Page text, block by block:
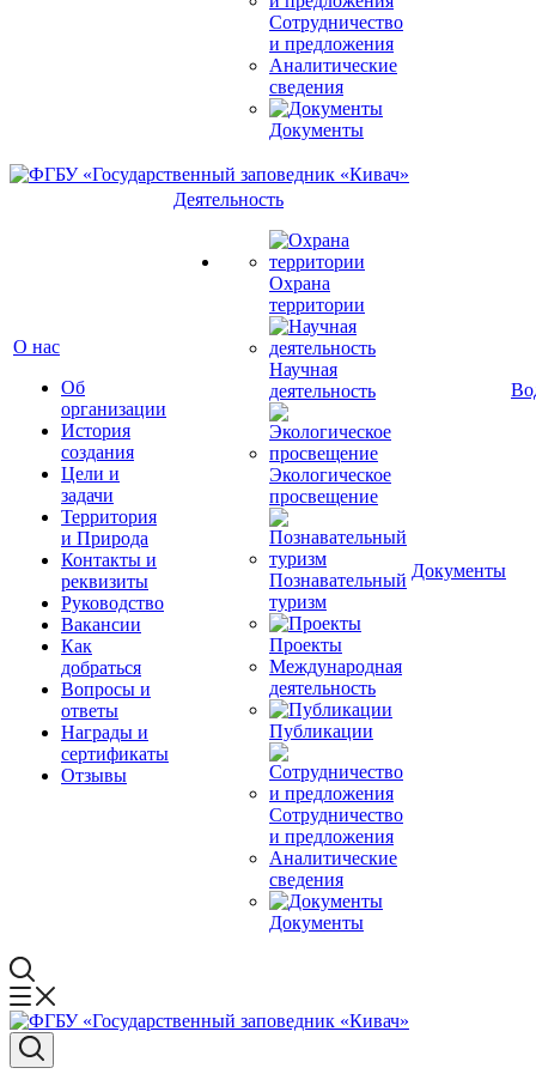
Сотрудничество
и предложения
Аналитические
сведения
Документы
О нас
Об
организации
История
создания
Цели и
задачи
Территория
и Природа
Контакты и
реквизиты
Руководство
Вакансии
Как
добраться
Вопросы и
ответы
Награды и
сертификаты
Отзывы
Деятельность
Охрана
территории
Научная
деятельность
Экологическое
просвещение
Познавательный
туризм
Проекты
Международная
деятельность
Публикации
Сотрудничество
и предложения
Аналитические
сведения
Документы
Документы